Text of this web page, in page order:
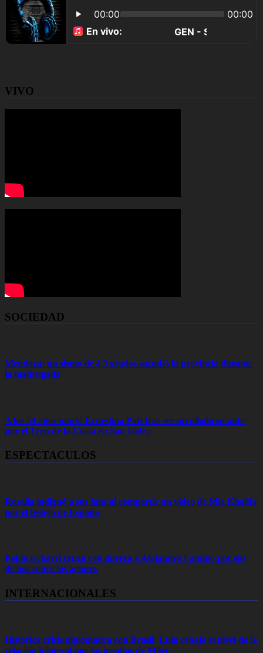
VIVO
SOCIEDAD
Mendoza: un sismo de 4,3 grados sacudió la provincia durante
la madrugada
A los 54 años murió Ernestina Pais tras ser arrollado su auto
por el Tren de la Costa en San Isidro
ESPECTACULOS
Rosalía indignó a sus fans al compartir un video de Mia Khalifa
por el festejo de España
Pablo Echarri cruzó con dureza a Alejandro Fantino por sus
dichos sobre los actores
INTERNACIONALES
Histórica crisis diplomática con Brasil: Lula rebajó el nivel de la
relación bilateral por los insultos de Milei